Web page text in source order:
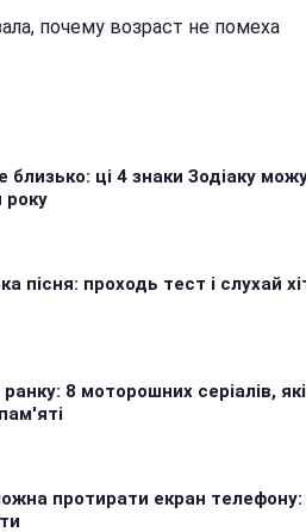
почему возраст не помеха
ці 4 знаки Зодіаку
року
пісня: проходь тест і слухай
8 моторошних серіалів, які
протирати екран